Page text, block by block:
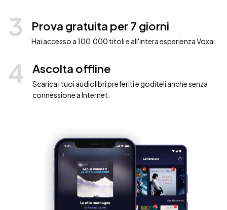
3 Prova gratuita per 7 giorni
Hai accesso a 100.000 titoli e all'intera esperienza Voxa.
4 Ascolta offline
Scarica i tuoi audiolibri preferiti e goditeli anche senza
connessione a Internet.